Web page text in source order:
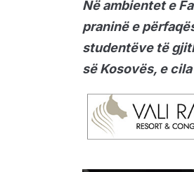
Në ambientet e
praninë e
studentëve të
së Kosovës, e